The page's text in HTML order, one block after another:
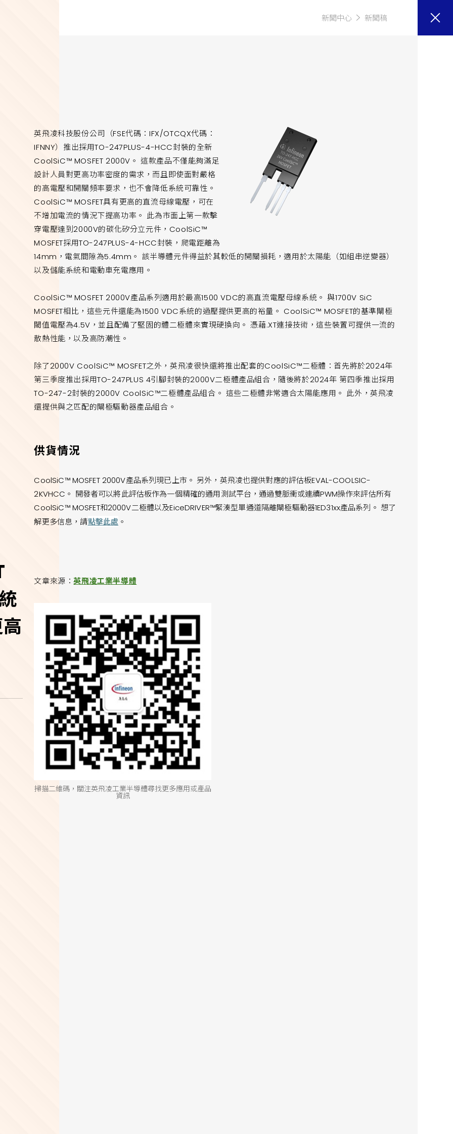
新聞中心 新聞稿
英飛凌科技股份公司（FSE代碼：IFX/OTCQX代碼：
IFNNY）推出採用TO-247PLUS-4-HCC封裝的全新
CoolSiC™ MOSFET 2000V。 這款產品不僅能夠滿足
設計人員對更高功率密度的需求，而且即使面對嚴格
的高電壓和開關頻率要求，也不會降低系統可靠性。
CoolSiC™ MOSFET具有更高的直流母線電壓，可在
不增加電流的情況下提高功率。 此為市面上第一款擊
穿電壓達到2000V的碳化矽分立元件，CoolSiC™
MOSFET採用TO-247PLUS-4-HCC封裝，爬電距離為
14mm，電氣間隙為5.4mm。 該半導體元件得益於其較低的開關損耗，適用於太陽能（如組串逆變器）
以及儲能系統和電動車充電應用。
CoolSiC™ MOSFET 2000V產品系列適用於最高1500 VDC的高直流電壓母線系統。 與1700V SiC
MOSFET相比，這些元件還能為1500 VDC系統的過壓提供更高的裕量。 CoolSiC™ MOSFET的基準閘極
閾值電壓為4.5V，並且配備了堅固的體二極體來實現硬換向。 憑藉.XT連接技術，這些裝置可提供一流的
散熱性能，以及高防潮性。
除了2000V CoolSiC™ MOSFET之外，英飛凌很快還將推出配套的CoolSiC™二極體：首先將於2024年
第三季度推出採用TO-247PLUS 4引腳封裝的2000V二極體產品組合，隨後將於2024年 第四季推出採用
TO-247-2封裝的2000V CoolSiC™二極體產品組合。 這些二極體非常適合太陽能應用。 此外，英飛凌
還提供與之匹配的閘極驅動器產品組合。
供貨情況
CoolSiC™ MOSFET 2000V產品系列現已上市。 另外，英飛凌也提供對應的評估板EVAL-COOLSIC-
2KVHCC。 開發者可以將此評估板作為一個精確的通用測試平台，通過雙脈衝或連續PWM操作來評估所有
CoolSiC™ MOSFET和2000V二極體以及EiceDRIVER™緊湊型單通道隔離閘極驅動器1ED31xx產品系列。 想了
解更多信息，請點擊此處 。
掃描二維碼，關注英飛凌工業半導體尋找更多應用或產品
資訊
文章來源：英飛凌工業半導體